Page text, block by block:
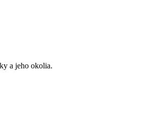
a jeho okolia.